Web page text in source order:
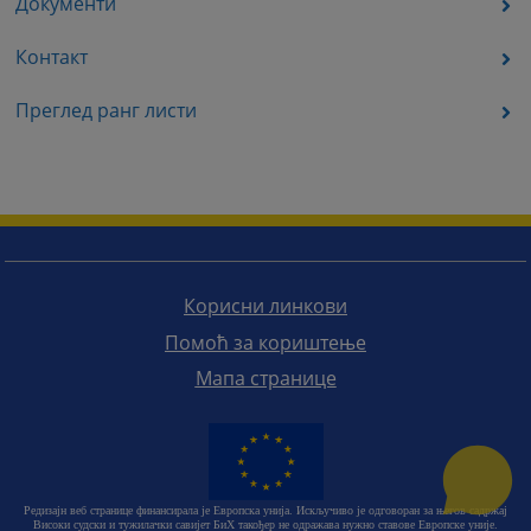
Контакт
Преглед ранг листи
Корисни линкови
Помоћ за кориштење
Мапа странице
Редизајн веб странице финансирала је Европска унија. Искључиво је одговоран за његов садржај
Високи судски и тужилачки савијет БиХ такођер не одражава нужно ставове Европске уније.